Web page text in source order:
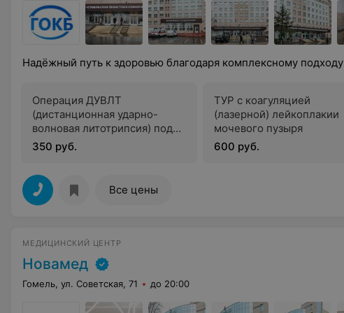
Надёжный путь к здоровью благодаря комплексному подходу
Операция ДУВЛТ
(дистанционная ударно-
волновая литотрипсия) под
наркозом
350 руб.
ТУР с коагуляцией
(лазерной) лейкоплакии
мочевого пузыря
600 руб.
Все цены
МЕДИЦИНСКИЙ ЦЕНТР
Новамед
Гомель, ул. Советская, 71 до 20:00